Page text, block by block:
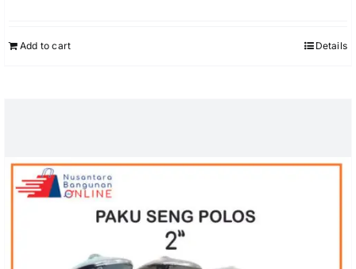
Add to cart Details